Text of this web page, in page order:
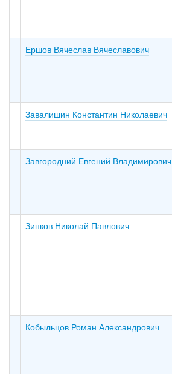
Ершов Вячеслав Вячеславович
Завалишин Константин Николаевич
Завгородний Евгений Владимирович
Зинков Николай Павлович
Кобыльцов Роман Александрович